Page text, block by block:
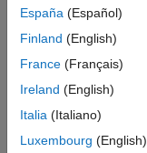
部
人
情
は
翻
España (Español)
Finland (English)
France (Français)
Ireland (English)
Italia (Italiano)
Luxembourg (English)